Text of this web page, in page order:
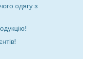
одягу з